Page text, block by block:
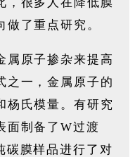
了重点研究。
属原子掺杂来提高
之一，金属原子的
杨氏模量。有研究
面制备了W过渡
碳膜样品进行了对